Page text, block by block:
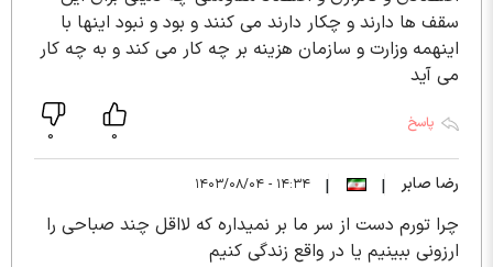
سقف ها دارند و چکار دارند می کنند و بود و نبود اینها با
اینهمه وزارت و سازمان هزینه بر چه کار می کند و به چه کار
می آید
پاسخ
0
0
رضا صابر ۱۴:۳۴ - ۱۴۰۳/۰۸/۰۴
چرا تورم دست از سر ما بر نمیداره که لااقل چند صباحی را
ارزونی ببینیم یا در واقع زندگی کنیم